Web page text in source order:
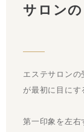
サロン
エステサロン
が最初に目にす
第一印象を左右